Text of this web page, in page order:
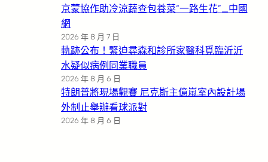
京蒙協作助冷涼蔬查包養菜“一路生花”_中國
網
2026 年 8 月 7 日
軌跡公布！緊迫尋森和診所家醫科覓臨沂沂
水疑似病例同業職員
2026 年 8 月 6 日
特朗普將現場觀賽 尼克斯主億嵐室內設計場
外制止舉辦看球派對
2026 年 8 月 6 日